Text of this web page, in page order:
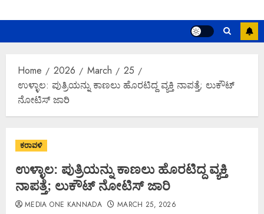
Home 2026 March
25
ಉಳ್ಳಾಲ: ಪುತ್ರಿಯನ್ನು ಕಾಣಲು ಹೊರಟಿದ್ದ ವ್ಯಕ್ತಿ ನಾಪತ್ತೆ; ಲುಕೌಟ್
ನೋಟಿಸ್ ಜಾರಿ
ಕರಾವಳಿ
ಉಳ್ಳಾಲ: ಪುತ್ರಿಯನ್ನು ಕಾಣಲು ಹೊರಟಿದ್ದ ವ್ಯಕ್ತಿ
ನಾಪತ್ತೆ; ಲುಕೌಟ್ ನೋಟಿಸ್ ಜಾರಿ
MEDIA ONE KANNADA MARCH 25, 2026